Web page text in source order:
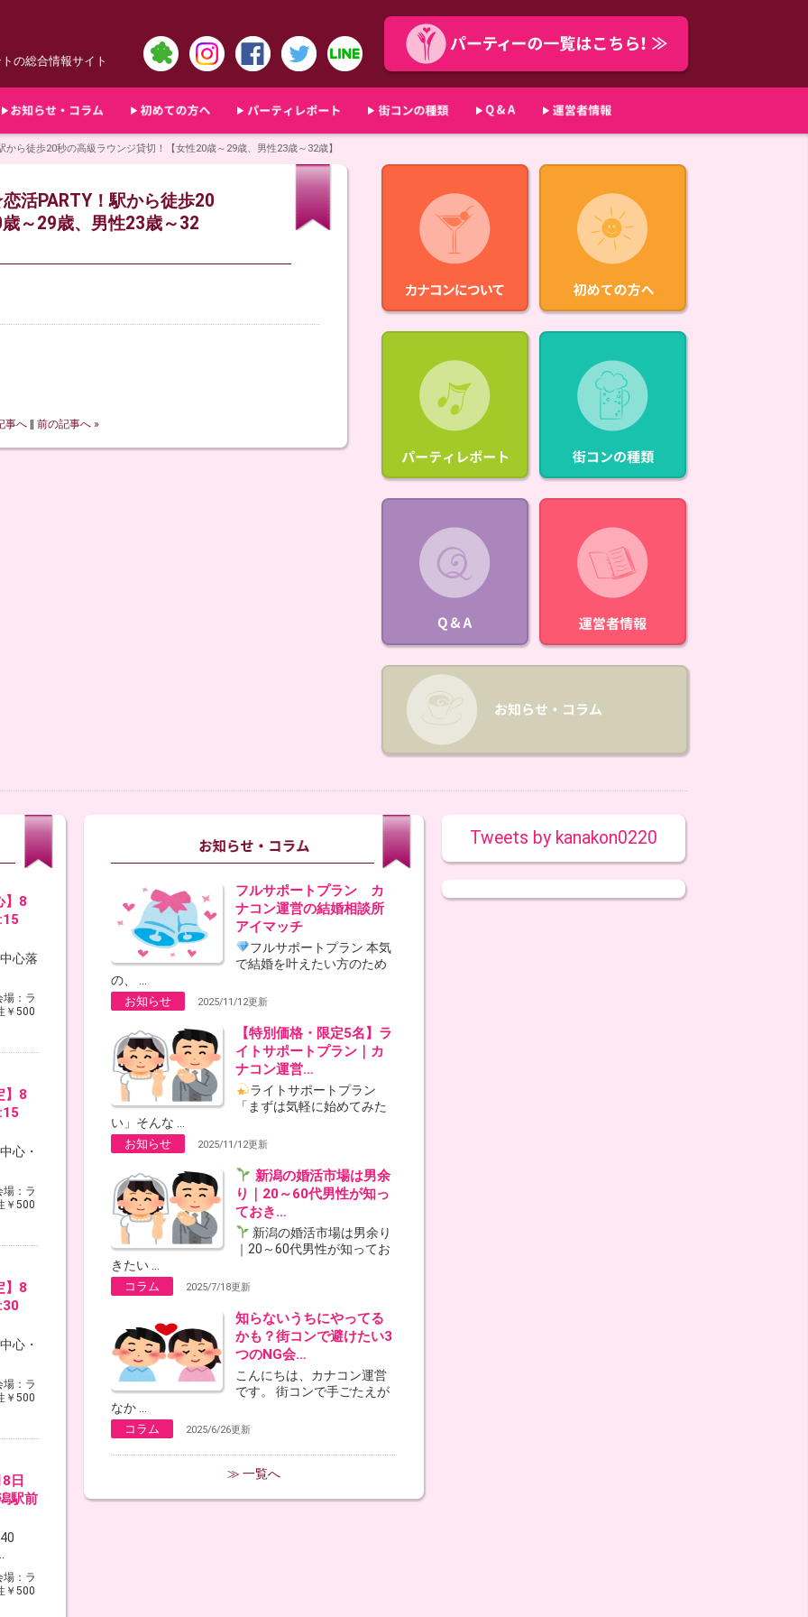
の総合情報サイト
ら徒歩20秒の高級ラウンジ貸切！【女性20歳～29歳、男性23歳～32歳】
活PARTY！駅から徒歩20
～29歳、男性23歳～32
事へ‖ 前の記事へ »
】8
心落
場：ラ
￥500
】8
心・
場：ラ
￥500
】8
心・
場：ラ
￥500
日
駅前
場：ラ
￥500
フルサポートプラン カ
ナコン運営の結婚相談所
アイマッチ
フルサポートプラン 本気
で結婚を叶えたい方のため
の、 ...
お知らせ 2025/11/12更新
【特別価格・限定5名】ラ
イトサポートプラン｜カ
ナコン運営…
ライトサポートプラン
「まずは気軽に始めてみた
い」そんな ...
お知らせ 2025/11/12更新
新潟の婚活市場は男余
り｜20～60代男性が知っ
ておき…
新潟の婚活市場は男余り
｜20～60代男性が知ってお
きたい ...
コラム 2025/7/18更新
知らないうちにやってる
かも？街コンで避けたい3
つのNG会…
こんにちは、カナコン運営
です。 街コンで手ごたえが
なか ...
コラム 2025/6/26更新
≫ 一覧へ
Tweets by kanakon0220